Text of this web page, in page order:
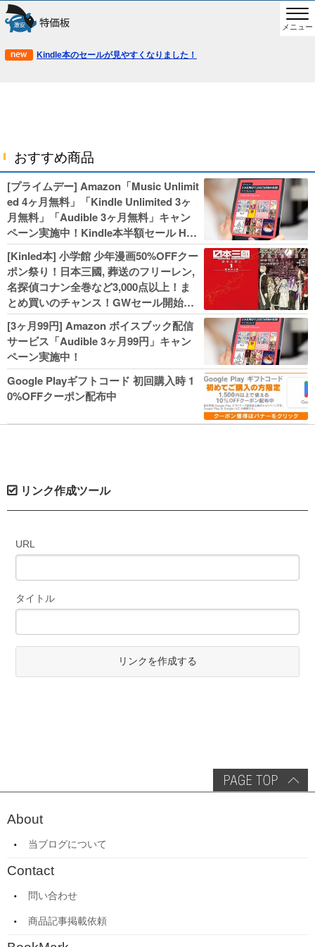
メニュー
Kindle本のセールが見やすくなりました！
おすすめ商品
[プライムデー] Amazon「Music Unlimit
ed 4ヶ月無料」「Kindle Unlimited 3ヶ
月無料」「Audible 3ヶ月無料」キャン
ペーン実施中！Kindle本半額セール HU
NTER×HUNTERなど集英社、無職転生,
幼女戦記などKADOKAWA、キャプテン
翼100円セールも！
[Kinled本] 小学館 少年漫画50%OFFクー
ポン祭り！日本三國, 葬送のフリーレン,
名探偵コナン全巻など3,000点以上！ま
とめ買いのチャンス！GWセール開始！
人気コミック多数 カドカワ祭やIT関連本
がセールに！
[3ヶ月99円] Amazon ボイスブック配信
サービス「Audible 3ヶ月99円」キャン
ペーン実施中！
Google Playギフトコード 初回購入時 1
0%OFFクーポン配布中
リンク作成ツール
URL
タイトル
リンクを作成する
About
当ブログについて
Contact
問い合わせ
商品記事掲載依頼